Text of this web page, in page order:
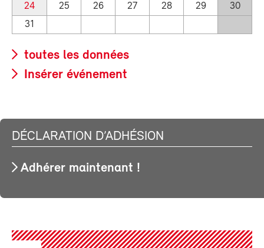
24
25 26 27 28 29
30
31
toutes les données
Insérer événement
DÉCLARATION D’ADHÉSION
Adhérer maintenant !